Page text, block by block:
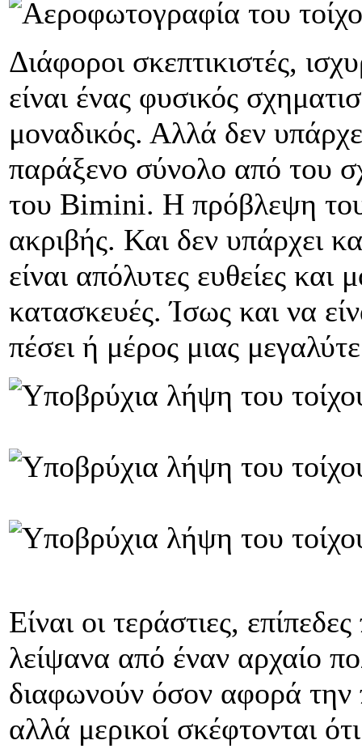
Διάφοροι σκεπτικιστές,
είναι ένας φυσικός
μοναδικός. Αλλά δεν
παράξενο σύνολο από του
του Bimini. Η πρόβλεψη
ακριβής. Και δεν υπάρχει
είναι απόλυτες ευθείες και
κατασκευές. Ίσως και να
πέσει ή μέρος μιας
Είναι οι τεράστιες,
λείψανα από έναν αρχαίο
διαφωνούν όσον αφορά
αλλά μερικοί σκέφτονται